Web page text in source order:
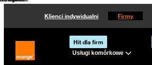
Klienci indywidualni Firmy
Strona główna Orange.pl
Hit dla firm
Usługi komórkowe
Kategoria
Kategoria
Sortowanie